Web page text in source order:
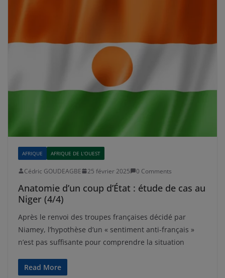
AFRIQUE AFRIQUE DE L'OUEST
Cédric GOUDEAGBE 25 février 2025 0 Comments
Anatomie d’un coup d’État : étude de cas au
Niger (4/4)
Après le renvoi des troupes françaises décidé par
Niamey, l’hypothèse d’un « sentiment anti-français »
n’est pas suffisante pour comprendre la situation
Read More